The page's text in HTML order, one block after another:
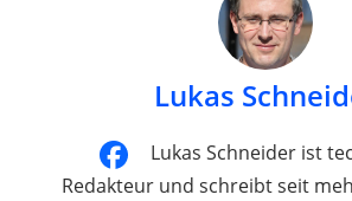
Lukas
Lukas Schneider ist
Redakteur und schreibt seit